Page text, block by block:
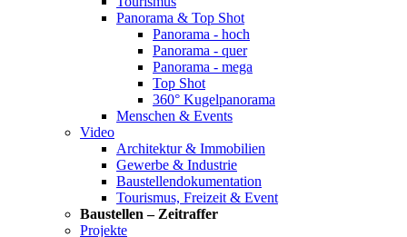
Panorama & Top Shot
Panorama - hoch
Panorama - quer
Panorama - mega
Top Shot
360° Kugelpanorama
Menschen & Events
Video
Architektur & Immobilien
Gewerbe & Industrie
Baustellendokumentation
Tourismus, Freizeit & Event
Baustellen – Zeitraffer
Projekte